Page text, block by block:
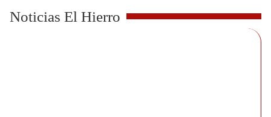
Noticias El Hierro